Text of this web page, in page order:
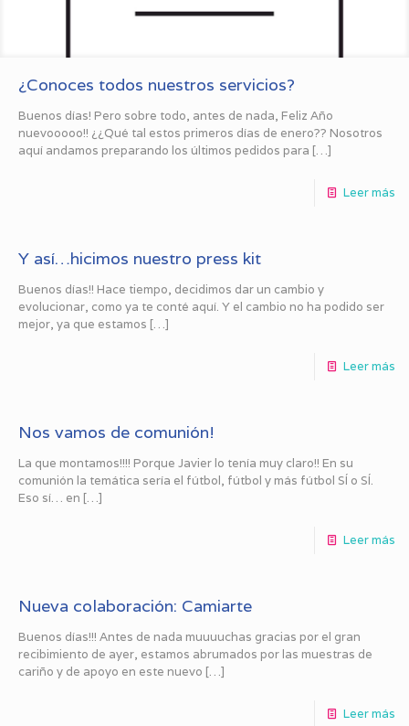
¿Conoces todos nuestros servicios?
Buenos días! Pero sobre todo, antes de nada, Feliz Año
nuevooooo!! ¿¿Qué tal estos primeros días de enero?? Nosotros
aquí andamos preparando los últimos pedidos para […]
Leer más
Y así…hicimos nuestro press kit
Buenos días!! Hace tiempo, decidimos dar un cambio y
evolucionar, como ya te conté aquí. Y el cambio no ha podido ser
mejor, ya que estamos […]
Leer más
Nos vamos de comunión!
La que montamos!!!! Porque Javier lo tenía muy claro!! En su
comunión la temática sería el fútbol, fútbol y más fútbol SÍ o SÍ.
Eso sí… en […]
Leer más
Nueva colaboración: Camiarte
Buenos días!!! Antes de nada muuuuchas gracias por el gran
recibimiento de ayer, estamos abrumados por las muestras de
cariño y de apoyo en este nuevo […]
Leer más